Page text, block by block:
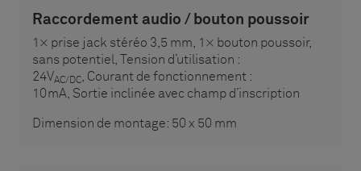
Raccordement audio / bouton poussoir
1× prise jack stéréo 3,5 mm, 1× bouton poussoir,
sans potentiel, Tension d’utilisation :
24VAC/DC
, Courant de fonctionnement :
10mA, Sortie inclinée avec champ d’inscription
Dimension de montage: 50 x 50 mm